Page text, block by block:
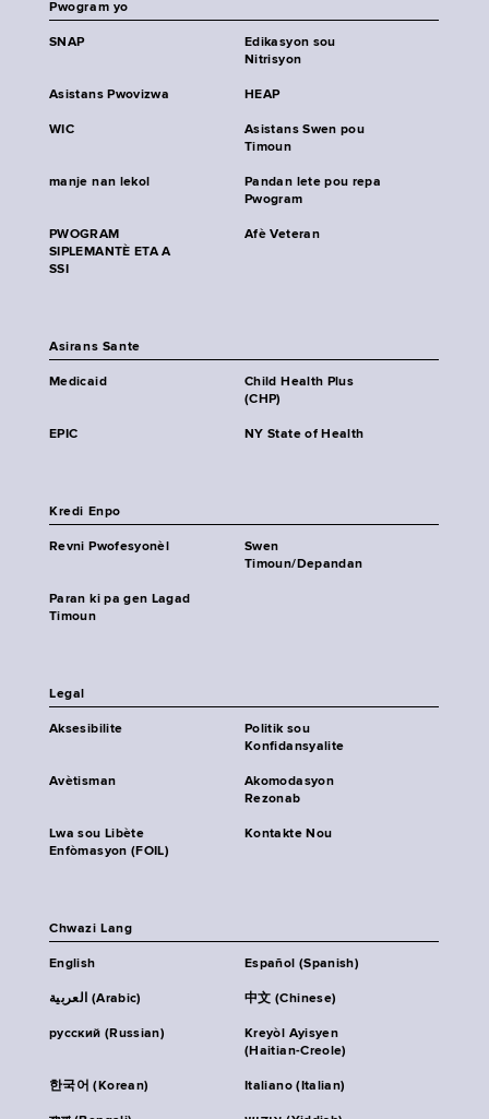
Pwogram yo
SNAP
Edikasyon sou
Nitrisyon
Asistans Pwovizwa HEAP
WIC
Asistans Swen pou
Timoun
manje nan lekol
Pandan lete pou repa
Pwogram
PWOGRAM
SIPLEMANTÈ ETA A
SSI
Afè Veteran
Asirans Sante
Medicaid
Child Health Plus
(CHP)
EPIC NY State of Health
Kredi Enpo
Revni Pwofesyonèl
Swen
Timoun/Depandan
Paran ki pa gen Lagad
Timoun
Legal
Aksesibilite
Politik sou
Konfidansyalite
Avètisman
Akomodasyon
Rezonab
Lwa sou Libète
Enfòmasyon (FOIL)
Kontakte Nou
Chwazi Lang
English Español (Spanish)
العربية (Arabic) 中文 (Chinese)
русский (Russian)
Kreyòl Ayisyen
(Haitian-Creole)
한국어 (Korean) Italiano (Italian)